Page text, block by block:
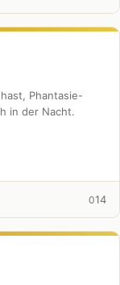
Phantasie-
in der Nacht.
014